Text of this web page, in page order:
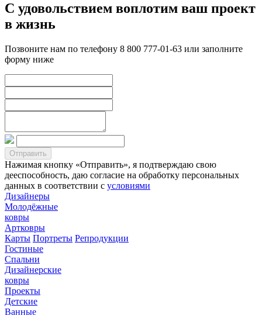
С удовольствием воплотим ваш проект
в жизнь
Позвоните нам по телефону 8 800 777-01-63 или заполните
форму ниже
Нажимая кнопку «Отправить», я подтверждаю свою
дееспособность, даю согласие на обработку персональных
данных в соответствии с условиями
Дизайнеры
Молодёжные
ковры
Артковры
Карты Портреты Репродукции
Гостиные
Спальни
Дизайнерские
ковры
Проекты
Детские
Ванные